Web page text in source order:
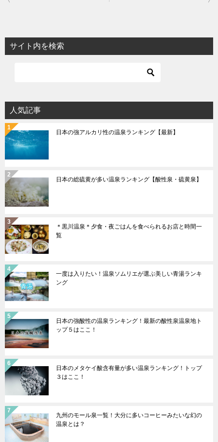
ビ
ゲ
ョ
ン
サイト内を検索
人気記事
日本の強アルカリ性の温泉ランキング【最新】
日本の総硫黄が多い温泉ランキング【酸性泉・硫黄泉】
＊黒川温泉＊夕食・夜ごはんを食べられるお店と時間一
覧
一度は入りたい！温泉ソムリエが選ぶ美しい青湯ランキ
ング
日本の強酸性の温泉ランキング！最新の酸性泉温泉地ト
ップ５はここ！
日本のメタケイ酸含有量が多い温泉ランキング！トップ
３はここ！
九州のモール泉一覧！大分に多いコーヒーみたいな幻の
温泉とは？